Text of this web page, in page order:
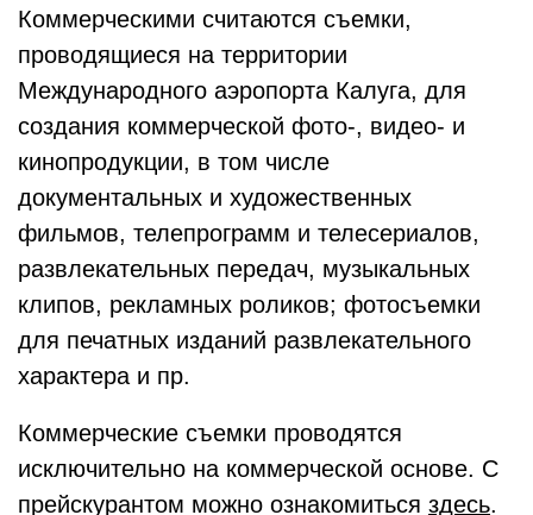
Коммерческими считаются съемки,
проводящиеся на территории
Международного аэропорта Калуга, для
создания коммерческой фото-, видео- и
кинопродукции, в том числе
документальных и художественных
фильмов, телепрограмм и телесериалов,
развлекательных передач, музыкальных
клипов, рекламных роликов; фотосъемки
для печатных изданий развлекательного
характера и пр.
Коммерческие съемки проводятся
исключительно на коммерческой основе. С
прейскурантом можно ознакомиться здесь.